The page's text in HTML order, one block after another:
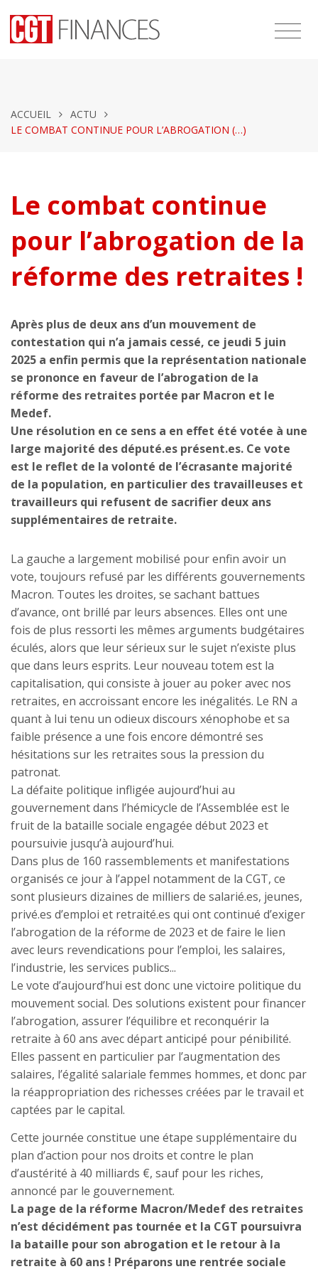
ACCUEIL
ACTU
LE COMBAT CONTINUE POUR L’ABROGATION (…)
Le combat continue
pour l’abrogation de la
réforme des retraites !
Après plus de deux ans d’un mouvement de
contestation qui n’a jamais cessé, ce jeudi 5 juin
2025 a enfin permis que la représentation nationale
se prononce en faveur de l’abrogation de la
réforme des retraites portée par Macron et le
Medef.
Une résolution en ce sens a en effet été votée à une
large majorité des député.es présent.es. Ce vote
est le reflet de la volonté de l’écrasante majorité
de la population, en particulier des travailleuses et
travailleurs qui refusent de sacrifier deux ans
supplémentaires de retraite.
La gauche a largement mobilisé pour enfin avoir un
vote, toujours refusé par les différents gouvernements
Macron. Toutes les droites, se sachant battues
d’avance, ont brillé par leurs absences. Elles ont une
fois de plus ressorti les mêmes arguments budgétaires
éculés, alors que leur sérieux sur le sujet n’existe plus
que dans leurs esprits. Leur nouveau totem est la
capitalisation, qui consiste à jouer au poker avec nos
retraites, en accroissant encore les inégalités. Le RN a
quant à lui tenu un odieux discours xénophobe et sa
faible présence a une fois encore démontré ses
hésitations sur les retraites sous la pression du
patronat.
La défaite politique infligée aujourd’hui au
gouvernement dans l’hémicycle de l’Assemblée est le
fruit de la bataille sociale engagée début 2023 et
poursuivie jusqu’à aujourd’hui.
Dans plus de 160 rassemblements et manifestations
organisés ce jour à l’appel notamment de la CGT, ce
sont plusieurs dizaines de milliers de salarié.es, jeunes,
privé.es d’emploi et retraité.es qui ont continué d’exiger
l’abrogation de la réforme de 2023 et de faire le lien
avec leurs revendications pour l’emploi, les salaires,
l’industrie, les services publics...
Le vote d’aujourd’hui est donc une victoire politique du
mouvement social. Des solutions existent pour financer
l’abrogation, assurer l’équilibre et reconquérir la
retraite à 60 ans avec départ anticipé pour pénibilité.
Elles passent en particulier par l’augmentation des
salaires, l’égalité salariale femmes hommes, et donc par
la réappropriation des richesses créées par le travail et
captées par le capital.
Cette journée constitue une étape supplémentaire du
plan d’action pour nos droits et contre le plan
d’austérité à 40 milliards €, sauf pour les riches,
annoncé par le gouvernement.
La page de la réforme Macron/Medef des retraites
n’est décidément pas tournée et la CGT poursuivra
la bataille pour son abrogation et le retour à la
retraite à 60 ans ! Préparons une rentrée sociale